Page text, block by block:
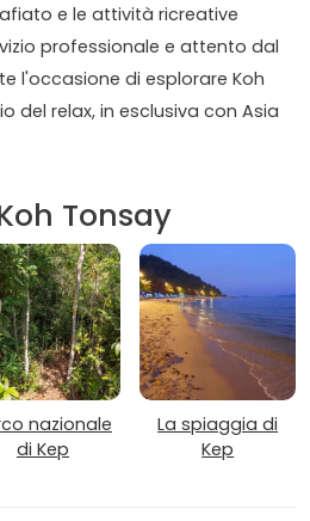
e le attività ricreative
professionale e attento dal
l'occasione di esplorare Koh
del relax, in esclusiva con Asia
Tonsay
nazionale
di Kep
La spiaggia di
Kep